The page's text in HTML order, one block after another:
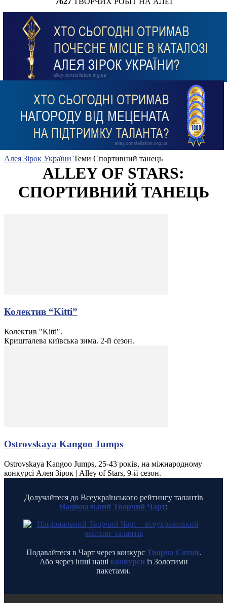
Алея Зірок України Теми Спортивний танець
ALLEY OF STARS:
СПОРТИВНИЙ ТАНЕЦЬ
Колектив “Kitti”
Колектив "Kitti".
Кришталева київська зима. 2-й сезон.
Ostrovskaya Kangoo Jumps
Ostrovskaya Kangoo Jumps, 25-43 років, на міжнародному
конкурсі Алея Зірок | Alley of Stars, 9-й сезон.
Долучайтеся до Всеукраїнського рейтингу талантів
Національний Творчий Чарт:
Подавайтеся в Чарт через конкурс Творча Сотня.
Або через інші наші конкурсиіз Золотими
пакетами.